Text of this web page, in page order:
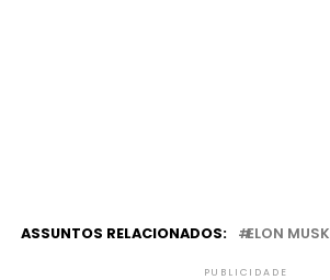
ASSUNTOS RELACIONADOS: ELON MUSK
PUBLICIDADE